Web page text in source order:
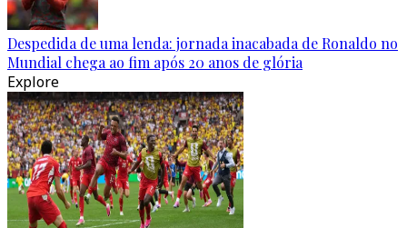
Despedida de uma lenda: jornada inacabada de Ronaldo no
Mundial chega ao fim após 20 anos de glória
Explore